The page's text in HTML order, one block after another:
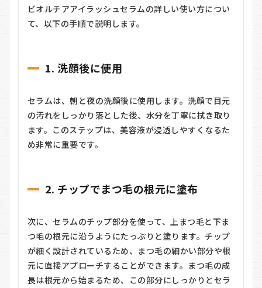
ビオルチアアイラッシュセラムの詳しい使い方につい
て、以下の手順で説明します。
1. 洗顔後に使用
セラムは、朝と夜の洗顔後に使用します。洗顔で目元
の汚れをしっかり落とした後、水分を丁寧に拭き取り
ます。このステップは、美容液が浸透しやすくなるた
め非常に重要です。
2. チップでまつ毛の根元に塗布
次に、セラムのチップ部分を使って、上まつ毛と下ま
つ毛の根元に沿うようにたっぷりと塗ります。チップ
が細く設計されているため、まつ毛の細かい部分や根
元に直接アプローチすることができます。まつ毛の成
長は根元から始まるため、この部分にしっかりとセラ